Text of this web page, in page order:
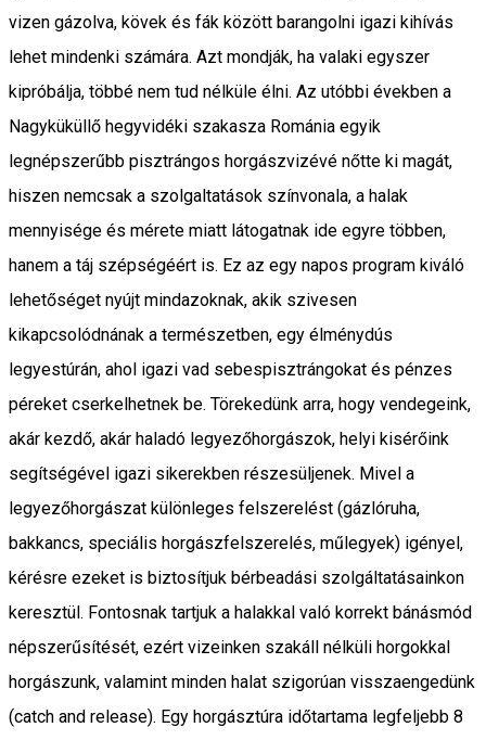
vizen gázolva, kövek és fák között barangolni igazi kihívás
lehet mindenki számára. Azt mondják, ha valaki egyszer
kipróbálja, többé nem tud nélküle élni. Az utóbbi években a
Nagyküküllő hegyvidéki szakasza Románia egyik
legnépszerűbb pisztrángos horgászvizévé nőtte ki magát,
hiszen nemcsak a szolgaltatások színvonala, a halak
mennyisége és mérete miatt látogatnak ide egyre többen,
hanem a táj szépségéért is. Ez az egy napos program kiváló
lehetőséget nyújt mindazoknak, akik szivesen
kikapcsolódnának a természetben, egy élménydús
legyestúrán, ahol igazi vad sebespisztrángokat és pénzes
péreket cserkelhetnek be. Törekedünk arra, hogy vendegeink,
akár kezdő, akár haladó legyezőhorgászok, helyi kisérőink
segítségével igazi sikerekben részesüljenek. Mivel a
legyezőhorgászat különleges felszerelést (gázlóruha,
bakkancs, speciális horgászfelszerelés, műlegyek) igényel,
kérésre ezeket is biztosítjuk bérbeadási szolgáltatásainkon
keresztül. Fontosnak tartjuk a halakkal való korrekt bánásmód
népszerűsítését, ezért vizeinken szakáll nélküli horgokkal
horgászunk, valamint minden halat szigorúan visszaengedünk
(catch and release). Egy horgásztúra időtartama legfeljebb 8